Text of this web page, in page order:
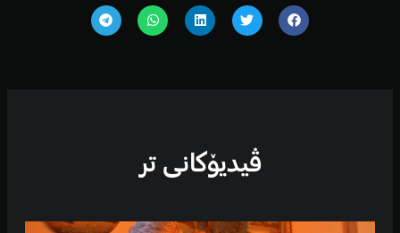
ڤیدیۆكانی تر